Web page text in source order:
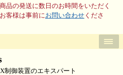
品の発送に数日のお時間をいただく
客様は事前にお問い合わせくださ
制御装置のエキスパート